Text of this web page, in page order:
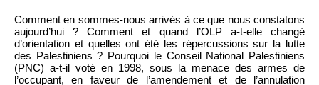
Comment en sommes-nous arrivés à ce que nous constatons
aujourd’hui ? Comment et quand l’OLP a-t-elle changé
d’orientation et quelles ont été les répercussions sur la lutte
des Palestiniens ? Pourquoi le Conseil National Palestiniens
(PNC) a-t-il voté en 1998, sous la menace des armes de
l’occupant, en faveur de l’amendement et de l’annulation